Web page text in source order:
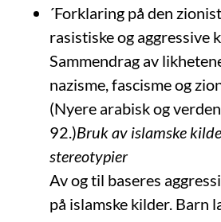
´Forklaring på den
rasistiske og aggressive
Sammendrag av
nazisme, fascisme og
(Nyere arabisk og
92.)Bruk av islamske
stereotypier
Av og til baseres
på islamske kilder. Barn